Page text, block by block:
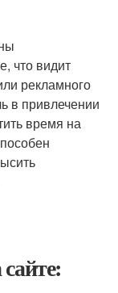
что видит
рекламного
в привлечении
время на